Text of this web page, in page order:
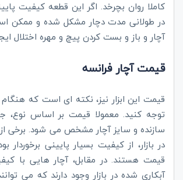
کاملا روان بچرخد. اگر این قطعه کیفیت
در طولانی مدت دچار مشکل شده و ممکن
آچار و باز و بست کردن پیچ و مهره اختلال
قیمت آچار فرانسه
قیمت این ابزار نیز، نکته ای است که
توجه کنید. معمولا قیمت بر اساس نوع،
سازنده و سایز آچار مشخص می شود. برخی از
در بازار، از کیفیت بسیار پایینی برخوردار
قیمت هستند. در مقابل، آچار هایی با
آبکاری شده در بازار وجود دارند که می